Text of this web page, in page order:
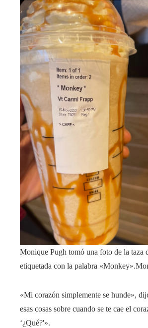
Monique Pugh tomó una foto de la taza
etiquetada con la palabra «Monkey».
«Mi corazón simplemente se hunde»,
esas cosas sobre cuando se te cae el
‘¿Qué?'».